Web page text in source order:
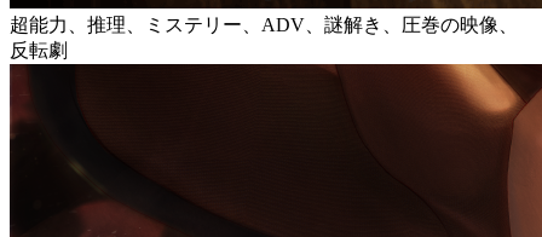
超能力、推理、ミステリー、ADV、謎解き、圧巻の映像、
反転劇